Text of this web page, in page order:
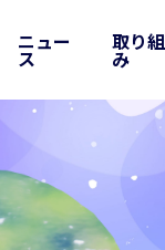
ニュー
ス
取り組
み